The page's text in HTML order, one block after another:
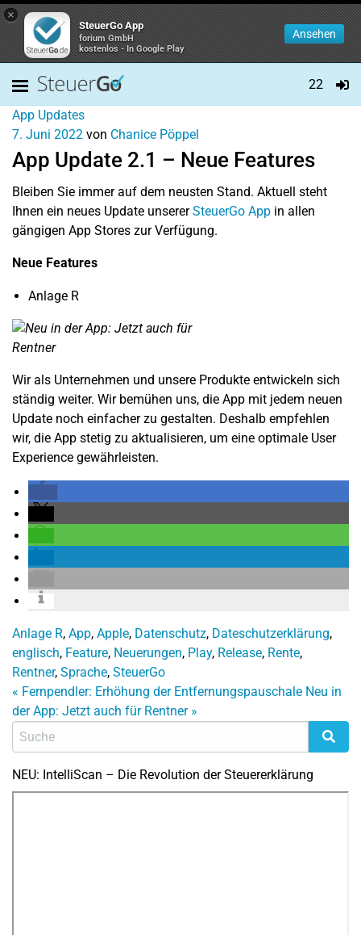
×
SteuerGo App
forium GmbH
kostenlos - In Google Play
Ansehen
22
App Updates
7. Juni 2022 von Chanice Pöppel
App Update 2.1 – Neue Features
Bleiben Sie immer auf dem neusten Stand. Aktuell steht
Ihnen ein neues Update unsererSteuerGo App in allen
gängigen App Stores zur Verfügung.
Neue Features
Anlage R
Wir als Unternehmen und unsere Produkte entwickeln sich
ständig weiter. Wir bemühen uns, die App mit jedem neuen
Update noch einfacher zu gestalten. Deshalb empfehlen
wir, die App stetig zu aktualisieren, um eine optimale User
Experience gewährleisten.
Anlage R, App, Apple, Datenschutz, Dateschutzerklärung,
englisch, Feature, Neuerungen, Play, Release, Rente,
Rentner, Sprache, SteuerGo
« Fernpendler: Erhöhung der Entfernungspauschale Neu in
der App: Jetzt auch für Rentner »
NEU: IntelliScan – Die Revolution der Steuererklärung